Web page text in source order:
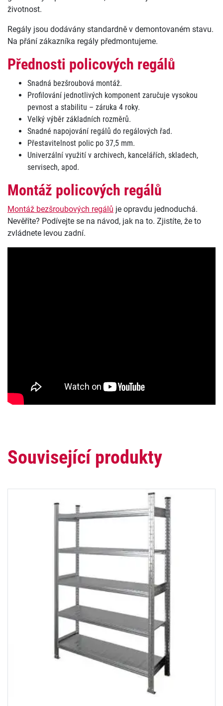
životnost.
Regály jsou dodávány standardně v demontovaném stavu.
Na přání zákazníka regály předmontujeme.
Přednosti policových regálů
Snadná bezšroubová montáž.
Profilování jednotlivých komponent zaručuje vysokou
pevnost a stabilitu – záruka 4 roky.
Velký výběr základních rozměrů.
Snadné napojování regálů do regálových řad.
Přestavitelnost polic po 37,5 mm.
Univerzální využití v archivech, kancelářích, skladech,
servisech, apod.
Montáž policových regálů
Montáž bezšroubových regálů je opravdu jednoduchá.
Nevěříte? Podívejte se na návod, jak na to. Zjistíte, že to
zvládnete levou zadní.
Související produkty